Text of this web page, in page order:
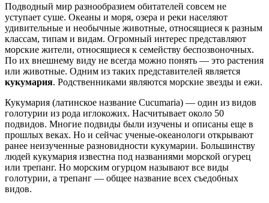
Подводный мир разнообразием обитателей совсем не
уступает суше. Океаны и моря, озера и реки населяют
удивительные и необычные животные, относящиеся к разным
классам, типам и видам. Огромный интерес представляют
морские жители, относящиеся к семейству беспозвоночных.
По их внешнему виду не всегда можно понять — это растения
или животные. Одним из таких представителей является
кукумария. Родственниками являются морские звезды и ежи.
Кукумария (латинское название Cucumaria) — один из видов
голотурии из рода иглокожих. Насчитывает около 50
подвидов. Многие подвиды были изучены и описаны еще в
прошлых веках. Но и сейчас ученые-океанологи открывают
ранее неизученные разновидности кукумарии. Большинству
людей кукумария известна под названиями морской огурец
или трепанг. Но морским огурцом называют все виды
голотурии, а трепанг — общее название всех съедобных
видов.